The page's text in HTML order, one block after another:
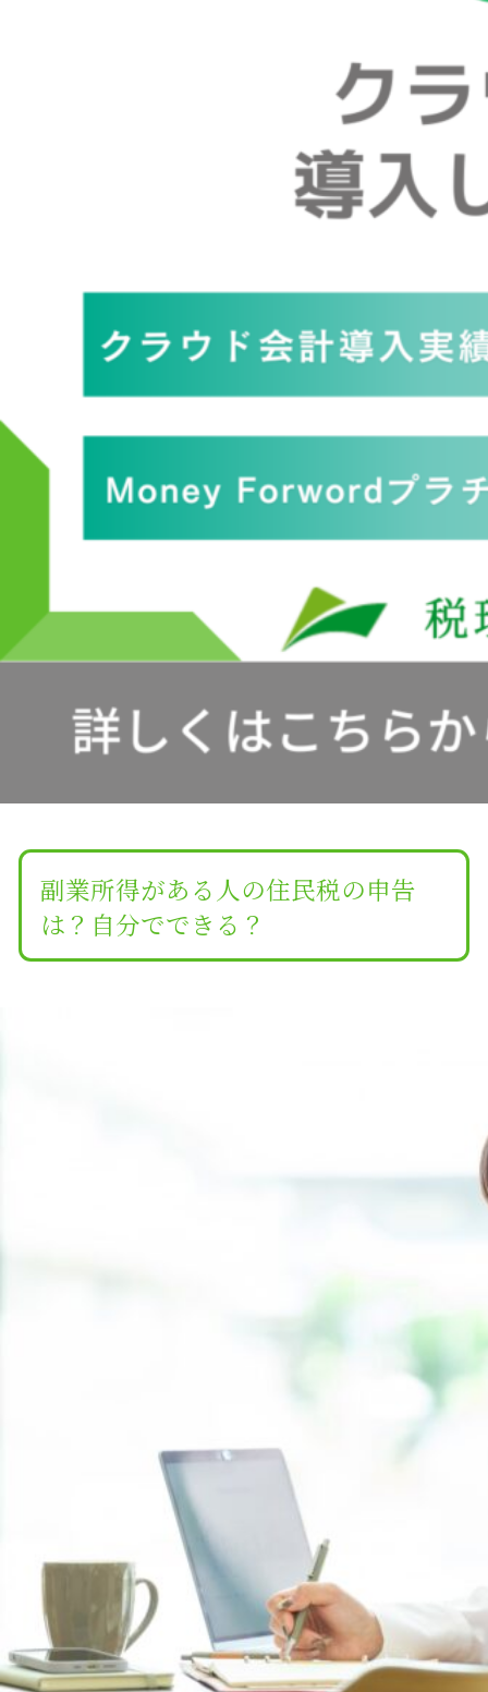
副業所得がある人の住民税の申告
は？自分でできる？